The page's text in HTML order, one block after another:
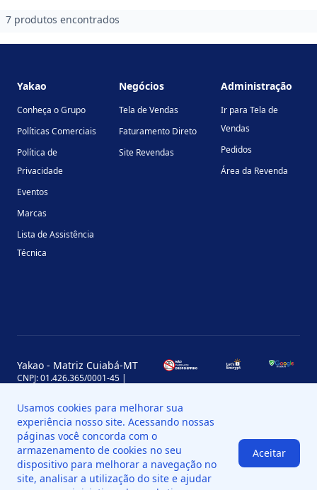
7 produtos encontrados
Yakao
Conheça o Grupo
Políticas Comerciais
Política de
Privacidade
Eventos
Marcas
Lista de Assistência
Técnica
Negócios
Tela de Vendas
Faturamento Direto
Site Revendas
Administração
Ir para Tela de
Vendas
Pedidos
Área da Revenda
Yakao - Matriz Cuiabá-MT
CNPJ: 01.426.365/0001-45 |
Leblon, MT, Brasil, CEP 78060-000
Yakao - Filial Sinop-MT
CNPJ: 01.426.365/0008-11 |
Inscrição Estadual: 13.898.651-7
Av. das Palmeiras, 109, St. Industrial
Norte, Sinop - MT, Brasil, CEP 78550-
Usamos cookies para melhorar sua
experiência nosso site. Acessando nossas
páginas você concorda com o
armazenamento de cookies no seu
dispositivo para melhorar a navegação no
site, analisar a utilização do site e ajudar
Aceitar